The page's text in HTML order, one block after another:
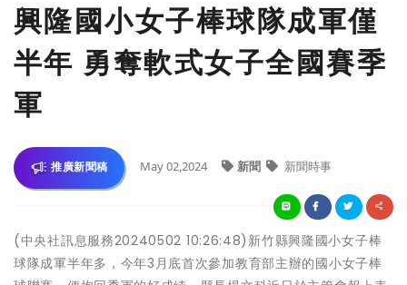
興隆國小女子棒球隊成軍僅
半年 勇奪軟式女子全國賽季
軍
推廣新聞稿 May 02,2024 新聞 新聞時事
(中央社訊息服務20240502 10:26:48)新竹縣興隆國小女子棒
球隊成軍半年多，今年3月底首次參加教育部主辦的國小女子棒